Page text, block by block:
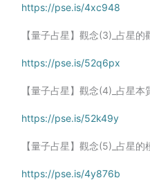
https://pse.is/4xc948
【量子占星】觀念(3)_占星的
https://pse.is/52q6px
【量子占星】觀念(4)_占星本
https://pse.is/52k49y
【量子占星】觀念(5)_占星的
https://pse.is/4y876b